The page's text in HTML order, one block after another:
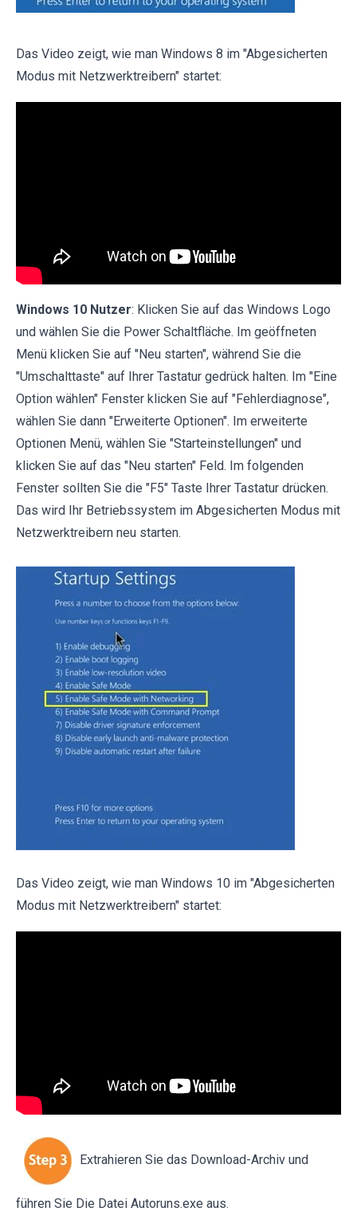
Das Video zeigt, wie man Windows 8 im "Abgesicherten
Modus mit Netzwerktreibern" startet:
Windows 10 Nutzer: Klicken Sie auf das Windows Logo
und wählen Sie die Power Schaltfläche. Im geöffneten
Menü klicken Sie auf "Neu starten", während Sie die
"Umschalttaste" auf Ihrer Tastatur gedrück halten. Im "Eine
Option wählen" Fenster klicken Sie auf "Fehlerdiagnose",
wählen Sie dann "Erweiterte Optionen". Im erweiterte
Optionen Menü, wählen Sie "Starteinstellungen" und
klicken Sie auf das "Neu starten" Feld. Im folgenden
Fenster sollten Sie die "F5" Taste Ihrer Tastatur drücken.
Das wird Ihr Betriebssystem im Abgesicherten Modus mit
Netzwerktreibern neu starten.
Das Video zeigt, wie man Windows 10 im "Abgesicherten
Modus mit Netzwerktreibern" startet:
Extrahieren Sie das Download-Archiv und
führen Sie Die Datei Autoruns.exe aus.